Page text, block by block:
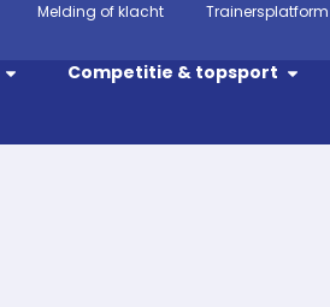
Melding of klacht Trainersplatform
Competitie & topsport